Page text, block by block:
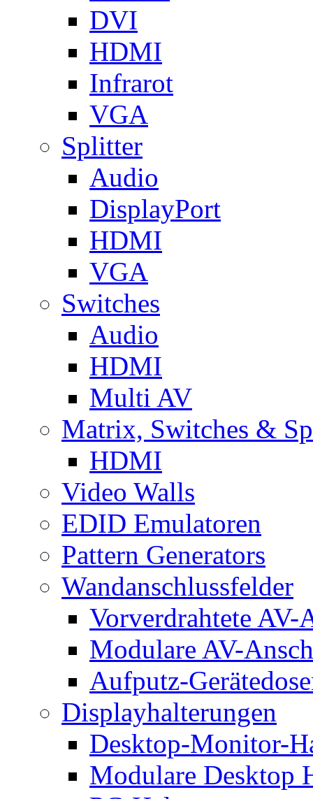
DVI
HDMI
Infrarot
VGA
Splitter
Audio
DisplayPort
HDMI
VGA
Switches
Audio
HDMI
Multi AV
Matrix, Switches &
HDMI
Video Walls
EDID Emulatoren
Pattern Generators
Wandanschlussfelder
Vorverdrahtete AV-
Modulare AV-
Aufputz-
Displayhalterungen
Desktop-Monitor-
Modulare Desktop